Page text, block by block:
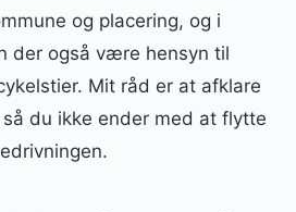
og placering, og i
der også være hensyn til
Mit råd er at afklare
du ikke ender med at flytte